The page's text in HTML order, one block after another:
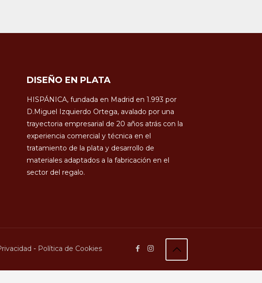
DISEÑO EN PLATA
HISPÁNICA, fundada en Madrid en 1.993 por
D.Miguel Izquierdo Ortega, avalado por una
trayectoria empresarial de 20 años atrás con la
experiencia comercial y técnica en el
tratamiento de la plata y desarrollo de
materiales adaptados a la fabricación en el
sector del regalo.
- Política de Cookies